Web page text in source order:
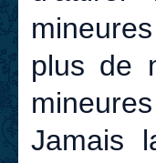
plus de
Jamais